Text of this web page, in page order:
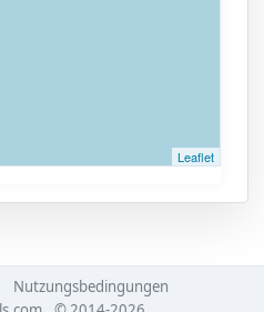
Leaflet
Nutzungsbedingungen